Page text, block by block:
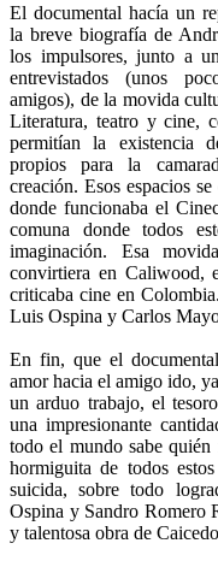
El documental hacía un
la breve biografía de
los impulsores, junto a
entrevistados (unos
amigos), de la movida
Literatura, teatro y cine,
permitían la existencia
propios para la
creación. Esos espacios
donde funcionaba el
comuna donde todos
imaginación. Esa
convirtiera en Caliwood,
criticaba cine en
Luis Ospina y Carlos
En fin, que el
amor hacia el amigo ido,
un arduo trabajo, el
una impresionante
todo el mundo sabe
hormiguita de todos
suicida, sobre todo
Ospina y Sandro Romero
y talentosa obra de